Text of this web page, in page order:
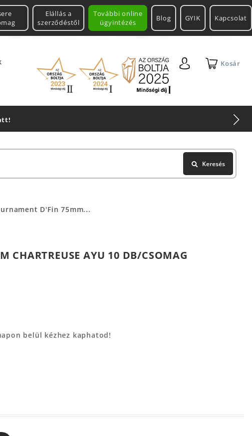
További online
ügyintézés
Elállás a
szerződéstől
Blog GYIK Kapcsolat
Kosár
Keresés
D'Fin 75mm...
AYU 10 DB/CSOMAG
belül kézhez kaphatod!